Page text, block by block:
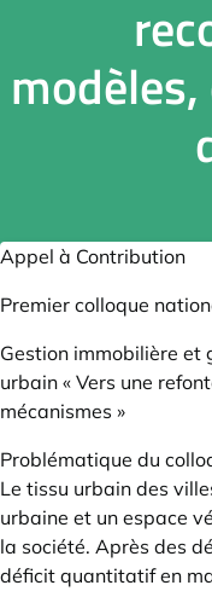
Appel à Contribution
Premier colloque
Gestion immobilière et
urbain « Vers une
mécanismes »
Problématique du
Le tissu urbain des
urbaine et un espace
la société. Après des
déficit quantitatif en